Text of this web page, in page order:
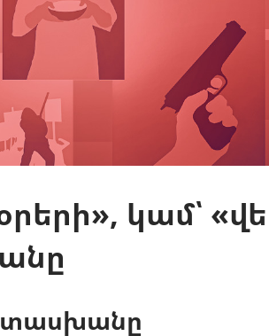
կամ՝